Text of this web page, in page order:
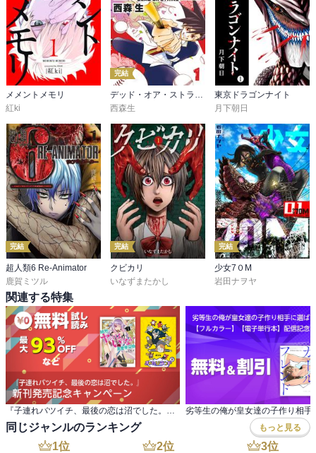
メメントメモリ
紅ki
完結
デッド・オア・ストライク
西森生
東京ドラゴンナイト
月下朝日
完結
超人類6 Re-Animator
鹿賀ミツル
完結
クビカリ
いなずまたかし
完結
少女7０M
岩田ナヲヤ
関連する特集
同じジャンルのランキング もっと見る
1位 2位 3位